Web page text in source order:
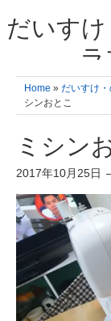
だいす
我が家の3人のひよ
こ達とこの成長記を
の
Home » だいすけ
シンおとこ
ミシン
2017年10月25日